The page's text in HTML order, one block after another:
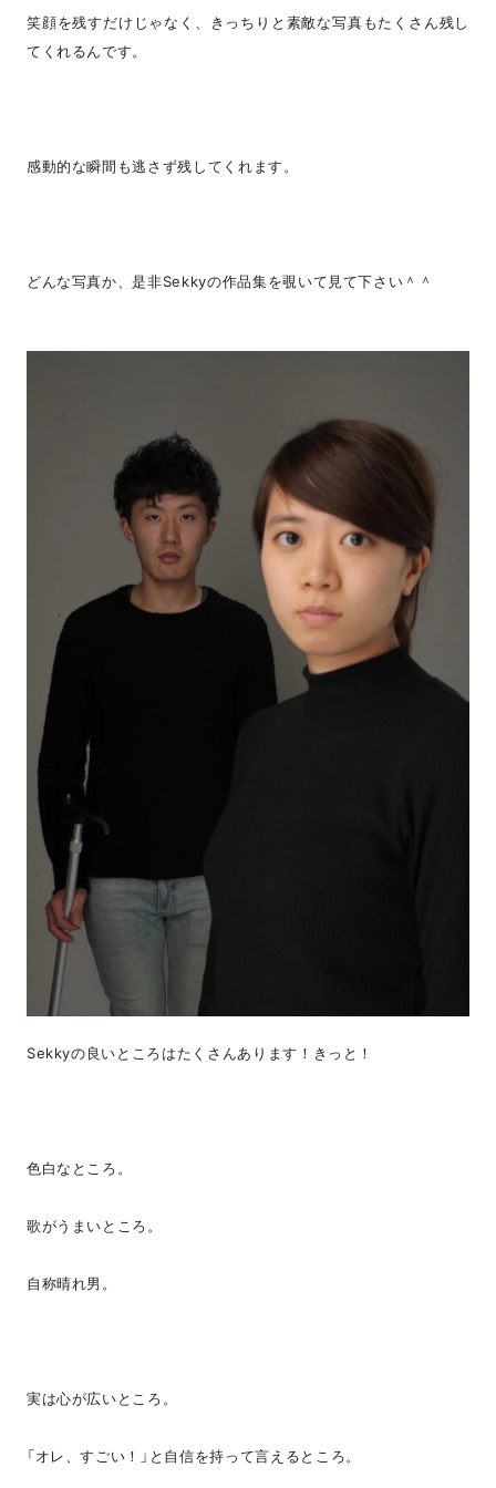
笑顔を残すだけじゃなく、きっちりと素敵な写真もたくさん残し
てくれるんです。
感動的な瞬間も逃さず残してくれます。
どんな写真か、是非Sekkyの作品集を覗いて見て下さい＾＾
Sekkyの良いところはたくさんあります！きっと！
色白なところ。
歌がうまいところ。
自称晴れ男。
実は心が広いところ。
「オレ、すごい！」と自信を持って言えるところ。